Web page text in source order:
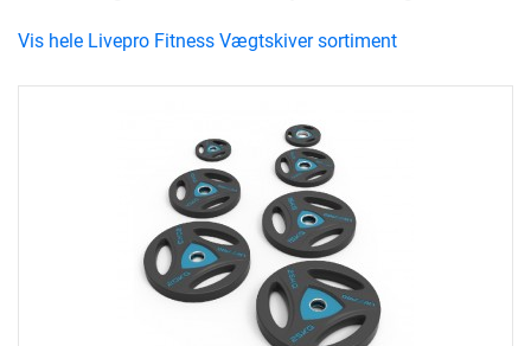
Vis hele Livepro Fitness Vægtskiver sortiment